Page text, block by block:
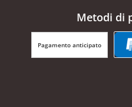
Metodi di
Pagamento anticipato